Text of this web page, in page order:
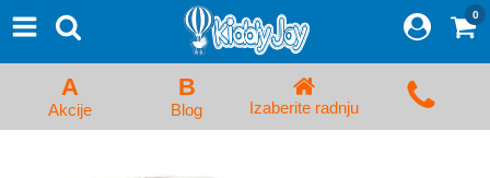
Proizvodi
Početna Prijava/Registracija
Kolica za bebe i dečija kolica
0
A
Akcije
B
Blog Izaberite radnju